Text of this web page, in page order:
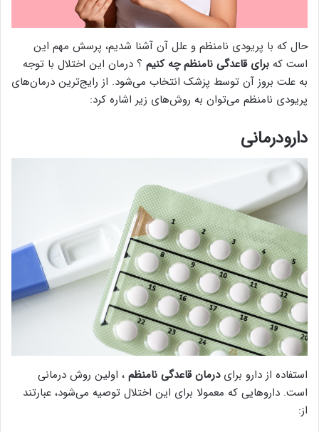
حال که با پریودی نامنظم و علل آن آشنا شدیم، پرسش مهم این
است که برای قاعدگی نامنظم چه کنیم ؟ درمان این اختلال با توجه
به علت بروز آن توسط پزشک انتخاب می‌شود. از رایج‌ترین درمان‌های
پریودی نامنظم می‌توان به روش‌های زیر اشاره کرد:
دارودرمانی
استفاده از دارو برایدرمان قاعدگی نامنظم ، اولین روش درمانی
است. داروهایی که معمولا برای این اختلال توصیه می‌شود، عبارتند
از: